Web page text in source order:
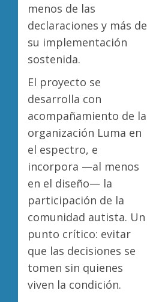
menos de las
declaraciones y más de
su implementación
sostenida.
El proyecto se
desarrolla con
acompañamiento de la
organización Luma en
el espectro, e
incorpora —al menos
en el diseño— la
participación de la
comunidad autista. Un
punto crítico: evitar
que las decisiones se
tomen sin quienes
viven la condición.